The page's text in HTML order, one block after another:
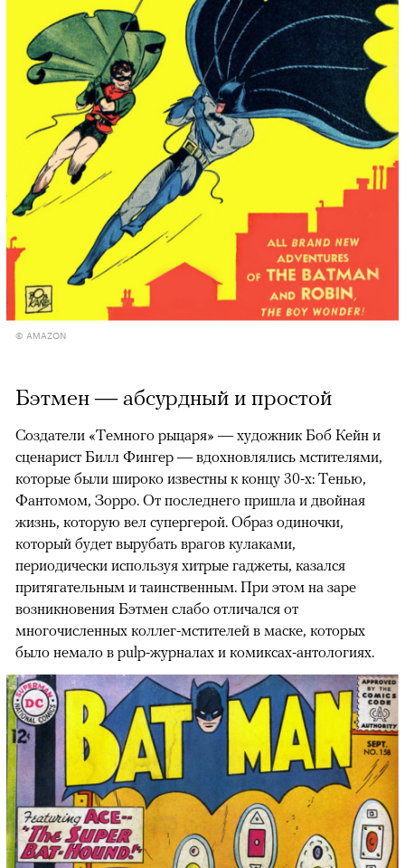
© AMAZON
00:00 / 00:00
Бэтмен — абсурдный и простой
Создатели «Темного рыцаря» — художник Боб Кейн и
сценарист Билл Фингер — вдохновлялись мстителями,
которые были широко известны к концу 30-х: Тенью,
Фантомом, Зорро. От последнего пришла и двойная
жизнь, которую вел супергерой. Образ одиночки,
который будет вырубать врагов кулаками,
периодически используя хитрые гаджеты, казался
притягательным и таинственным. При этом на заре
возникновения Бэтмен слабо отличался от
многочисленных коллег-мстителей в маске, которых
было немало в pulp-журналах и комиксах-антологиях.